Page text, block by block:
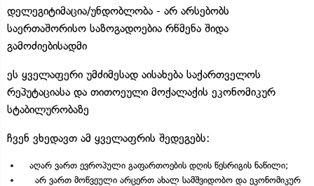
დელეგიტიმაცია/უნდობლობა - არ არსებობს
საერთაშორისო საზოგადოებია რწმენა შიდა
გამოძიებისადმი
ეს ყველაფერი უმძიმესად აისახება საქართველოს
რეპუტაციასა და თითოეული მოქალაქის ეკონომიკურ
სტაბილურობაზე
ჩვენ ვხედავთ ამ ყველაფრის შედეგებს:
აღარ ვართ ევროპული გაფართოების დღის წესრიგის ნაწილი;
არ ვართ მოწვეული არცერთ ახალ სამშვიდობო და ეკონომიკურ